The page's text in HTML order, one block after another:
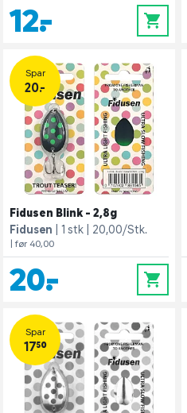
12,- 0
Spar
20.-
Fidusen Blink - 2,8g
Fidusen
1 stk 20,00/Stk.
| før 40,00
20,- 0
Spar
17,50